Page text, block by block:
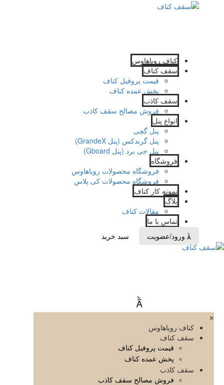
کناف رویاهاوس
سقف کناف
قیمت پروفیل کناف
پخش عمده کناف
سقف کاذب
فروش مصالح سقف کاذب
انواع پنل
پنل گچی
پنل گرندکس (پنل GrandeX)
پنل جی برد (پنل Gboard)
فروشگاه
فروشگاه محصولات رویاهاوس
فروشگاه محصولات کی پلاس
نمونه کار کناف
بلاگ
مقالات کناف
تماس با ما
 ورود/عضویت سبد خرید

✕
کناف رویاهاوس
سقف کناف
قیمت پروفیل کناف
پخش عمده کناف
سقف کاذب
فروش مصالح سقف کاذب